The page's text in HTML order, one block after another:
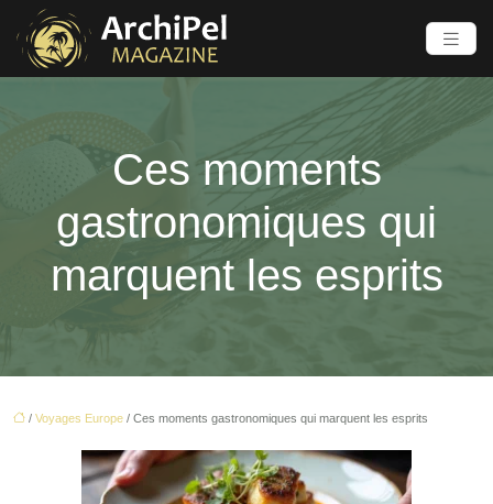
Ces moments
gastronomiques qui
marquent les esprits
/ Voyages Europe / Ces moments gastronomiques qui marquent les esprits